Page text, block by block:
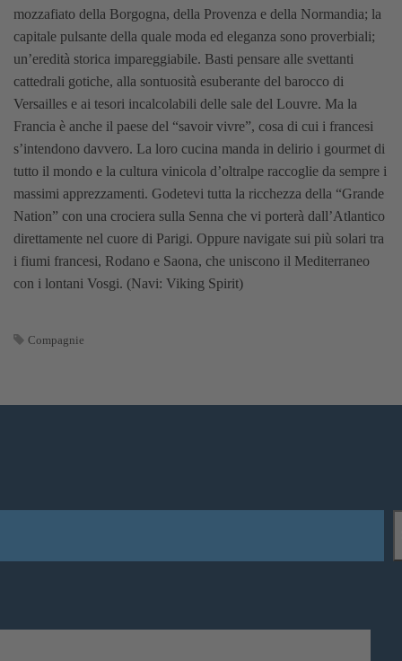
mozzafiato della Borgogna, della Provenza e della Normandia; la
capitale pulsante della quale moda ed eleganza sono proverbiali;
un’eredità storica impareggiabile. Basti pensare alle svettanti
cattedrali gotiche, alla sontuosità esuberante del barocco di
Versailles e ai tesori incalcolabili delle sale del Louvre. Ma la
Francia è anche il paese del “savoir vivre”, cosa di cui i francesi
s’intendono davvero. La loro cucina manda in delirio i gourmet di
tutto il mondo e la cultura vinicola d’oltralpe raccoglie da sempre i
massimi apprezzamenti. Godetevi tutta la ricchezza della “Grande
Nation” con una crociera sulla Senna che vi porterà dall’Atlantico
direttamente nel cuore di Parigi. Oppure navigate sui più solari tra
i fiumi francesi, Rodano e Saona, che uniscono il Mediterraneo
con i lontani Vosgi. (Navi: Viking Spirit)
Compagnie